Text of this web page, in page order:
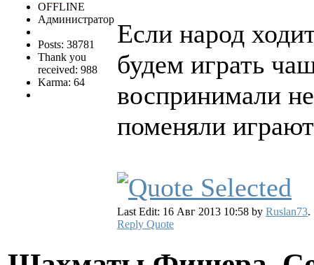
OFFLINE
Администратор
Posts: 38781
Thank you
received: 988
Karma: 64
Если народ
будем играть
воспринимали
поменяли
Last Edit: 16 Авг 2013 10:58 by Ruslan73.
Reply Quote